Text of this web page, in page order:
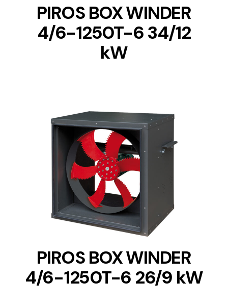
PIROS BOX WINDER
4/6-1250T-6 34/12
kW
DETAILS
PIROS BOX WINDER
4/6-1250T-6 26/9 kW